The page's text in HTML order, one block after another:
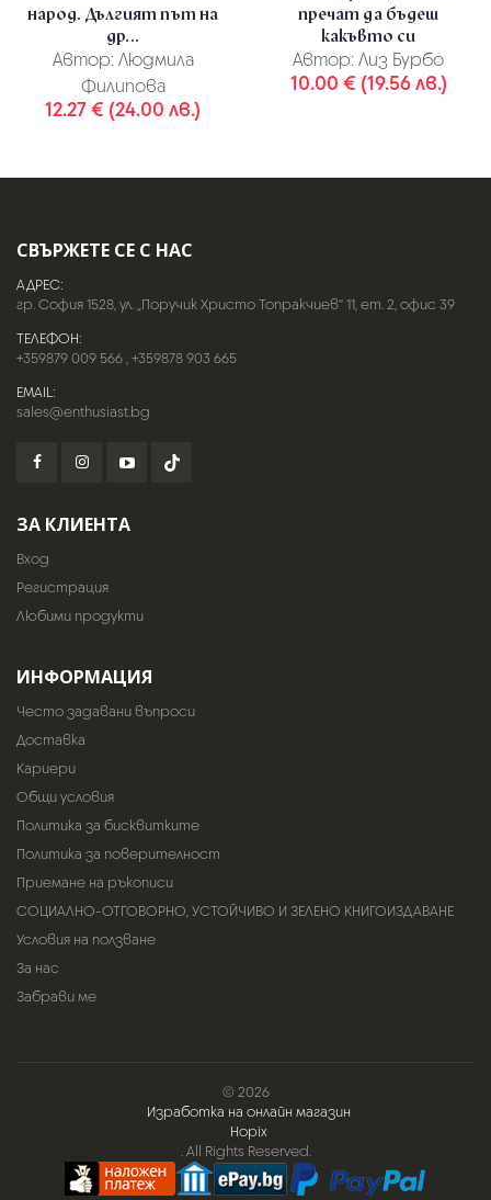
народ. Дългият път на
др...
Автор: Людмила
Филипова
12.27 € (24.00 лв.)
пречат да бъдеш
какъвто си
Автор: Лиз Бурбо
10.00 € (19.56 лв.)
СВЪРЖЕТЕ СЕ С НАС
АДРЕС:
гр. София 1528, ул. „Поручик Христо Топракчиев“ 11, ет. 2, офис 39
ТЕЛЕФОН:
+359879 009 566,+359878 903 665
EMAIL:
sales@enthusiast.bg
ЗА КЛИЕНТА
Вход
Регистрация
Любими продукти
ИНФОРМАЦИЯ
Често задавани въпроси
Доставка
Кариери
Общи условия
Политика за бисквитките
Политика за поверителност
Приемане на ръкописи
СОЦИАЛНО-ОТГОВОРНО, УСТОЙЧИВО И ЗЕЛЕНО КНИГОИЗДАВАНЕ
Условия на ползване
За нас
Забрави ме
© 2026
Изработка на онлайн магазин
Hopix
. All Rights Reserved.